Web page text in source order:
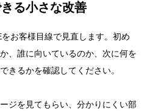
る小さな改善
お客様目線で見直します。初め
、誰に向いているのか、次に何を
きるかを確認してください。
ジを見てもらい、分かりにくい部